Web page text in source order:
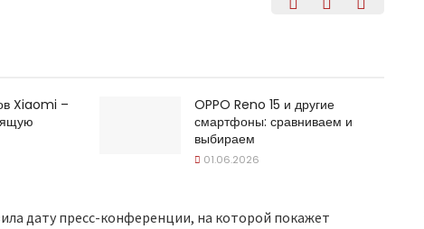
Xiaomi –
OPPO Reno 15 и другие
смартфоны: сравниваем и
выбираем
01.06.2026
дату пресс-конференции, на которой покажет